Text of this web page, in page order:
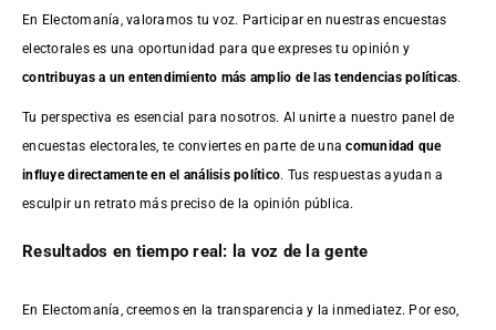
En Electomanía, valoramos tu voz. Participar en nuestras encuestas
electorales es una oportunidad para que expreses tu opinión y
contribuyas a un entendimiento más amplio de las tendencias políticas.
Tu perspectiva es esencial para nosotros. Al unirte a nuestro panel de
encuestas electorales, te conviertes en parte de unacomunidad que
influye directamente en el análisis político. Tus respuestas ayudan a
esculpir un retrato más preciso de la opinión pública.
Resultados en tiempo real: la voz de la gente
En Electomanía, creemos en la transparencia y la inmediatez. Por eso,